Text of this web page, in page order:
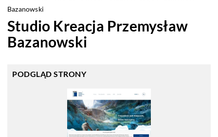
Bazanowski
Studio Kreacja Przemysław
Bazanowski
PODGLĄD STRONY